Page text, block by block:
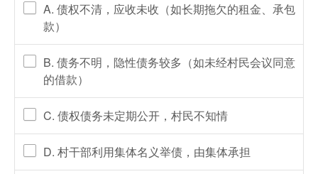
A. 债权不清，应收未收（如长期拖欠的租金、承包
款）
B. 债务不明，隐性债务较多（如未经村民会议同意
的借款）
C. 债权债务未定期公开，村民不知情
D. 村干部利用集体名义举债，由集体承担